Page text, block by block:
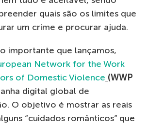
quais são os limites que
um crime e procurar ajuda.
importante que lançamos,
Network for the Work
of Domestic Violence (WWP
digital global de
O objetivo é mostrar as reais
“cuidados românticos” que